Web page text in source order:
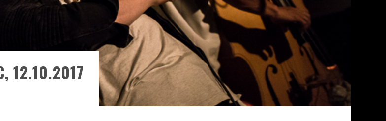
12.10.2017